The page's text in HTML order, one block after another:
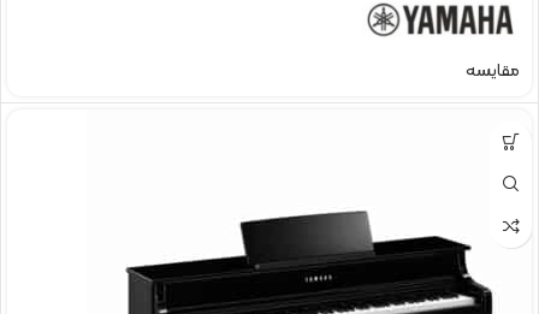
مقایسه